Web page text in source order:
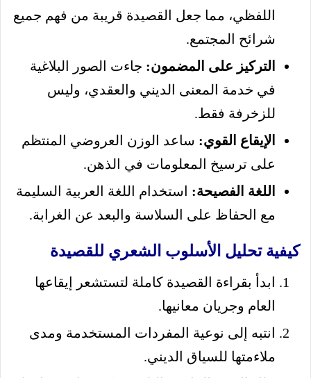
اللفظي، مما جعل القصيدة قريبة من فهم جميع
شرائح المجتمع.
التركيز على المضمون: جاءت الصور البلاغية
في خدمة المعنى الديني والعقدي، وليس
للزخرفة فقط.
الإيقاع القوي: ساعد الوزن العروضي المنتظم
على ترسيخ المعلومات في الذهن.
اللغة الفصيحة: استخدام اللغة العربية السليمة
مع الحفاظ على السلاسة والبعد عن الغرابة.
كيفية تحليل الأسلوب الشعري للقصيدة
ابدأ بقراءة القصيدة كاملة لتستشعر إيقاعها
العام وجريان معانيها.
انتبه إلى نوعية المفردات المستخدمة ومدى
ملاءمتها للسياق الديني.